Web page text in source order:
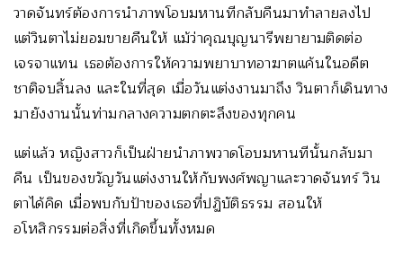
วาดจันทร์ต้องการนำภาพโอบมหานทีกลับคืนมาทำลายลงไป
แต่วินตาไม่ยอมขายคืนให้ แม้ว่าคุณบุญนารีพยายามติดต่อ
เจรจาแทน เธอต้องการให้ความพยาบาทอาฆาตแค้นในอดีต
ชาติจบสิ้นลง และในที่สุด เมื่อวันแต่งงานมาถึง วินตาก็เดินทาง
มายังงานนั้นท่ามกลางความตกตะลึงของทุกคน
แต่แล้ว หญิงสาวก็เป็นฝ่ายนำภาพวาดโอบมหานทีนั้นกลับมา
คืน เป็นของขวัญวันแต่งงานให้กับพงศ์พญาและวาดจันทร์ วิน
ตาได้คิด เมื่อพบกับป้าของเธอที่ปฏิบัติธรรม สอนให้
อโหสิกรรมต่อสิ่งที่เกิดขึ้นทั้งหมด